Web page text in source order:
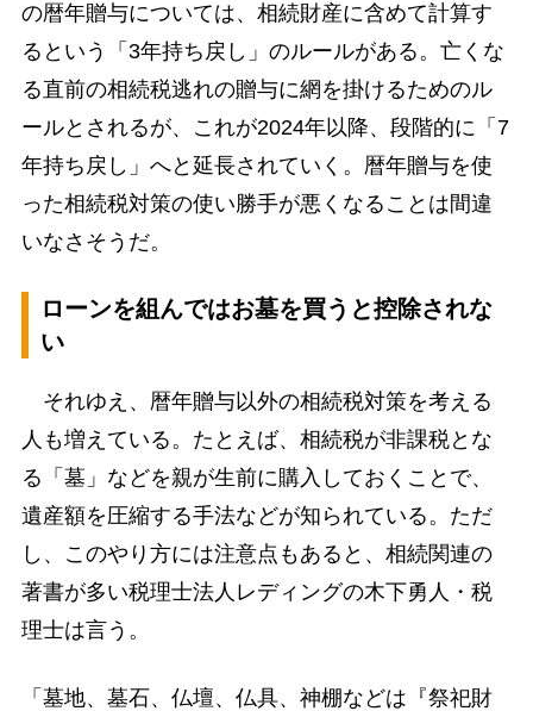
の暦年贈与については、相続財産に含めて計算す
るという「3年持ち戻し」のルールがある。亡くな
る直前の相続税逃れの贈与に網を掛けるためのル
ールとされるが、これが2024年以降、段階的に「7
年持ち戻し」へと延長されていく。暦年贈与を使
った相続税対策の使い勝手が悪くなることは間違
いなさそうだ。
ローンを組んではお墓を買うと控除されな
い
それゆえ、暦年贈与以外の相続税対策を考える
人も増えている。たとえば、相続税が非課税とな
る「墓」などを親が生前に購入しておくことで、
遺産額を圧縮する手法などが知られている。ただ
し、このやり方には注意点もあると、相続関連の
著書が多い税理士法人レディングの木下勇人・税
理士は言う。
「墓地、墓石、仏壇、仏具、神棚などは『祭祀財